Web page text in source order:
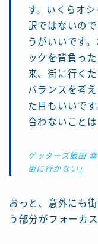
す。いくらオ
訳ではないの
うがいいです
ックを背負っ
来、街に行く
バランスを考
た目もいいで
合わないこと
ゲッターズ飯田
街に行かない」
おっと、意外にも
う部分がフォーカ